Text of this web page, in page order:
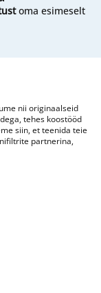
oma esimeselt
nii originaalseid
tehes koostööd
siin, et teenida teie
partnerina,